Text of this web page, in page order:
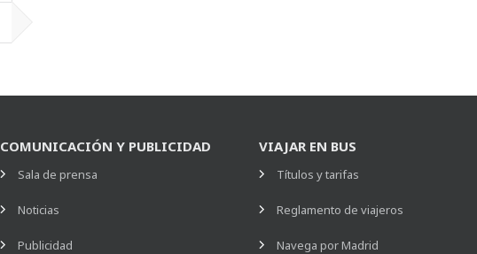
COMUNICACIÓN Y PUBLICIDAD
Sala de prensa
Noticias
Publicidad
VIAJAR EN BUS
Títulos y tarifas
Reglamento de viajeros
Navega por Madrid